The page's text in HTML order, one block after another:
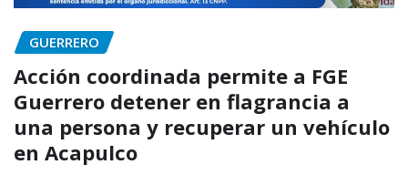
GUERRERO
Acción coordinada permite a FGE
Guerrero detener en flagrancia a
una persona y recuperar un vehículo
en Acapulco